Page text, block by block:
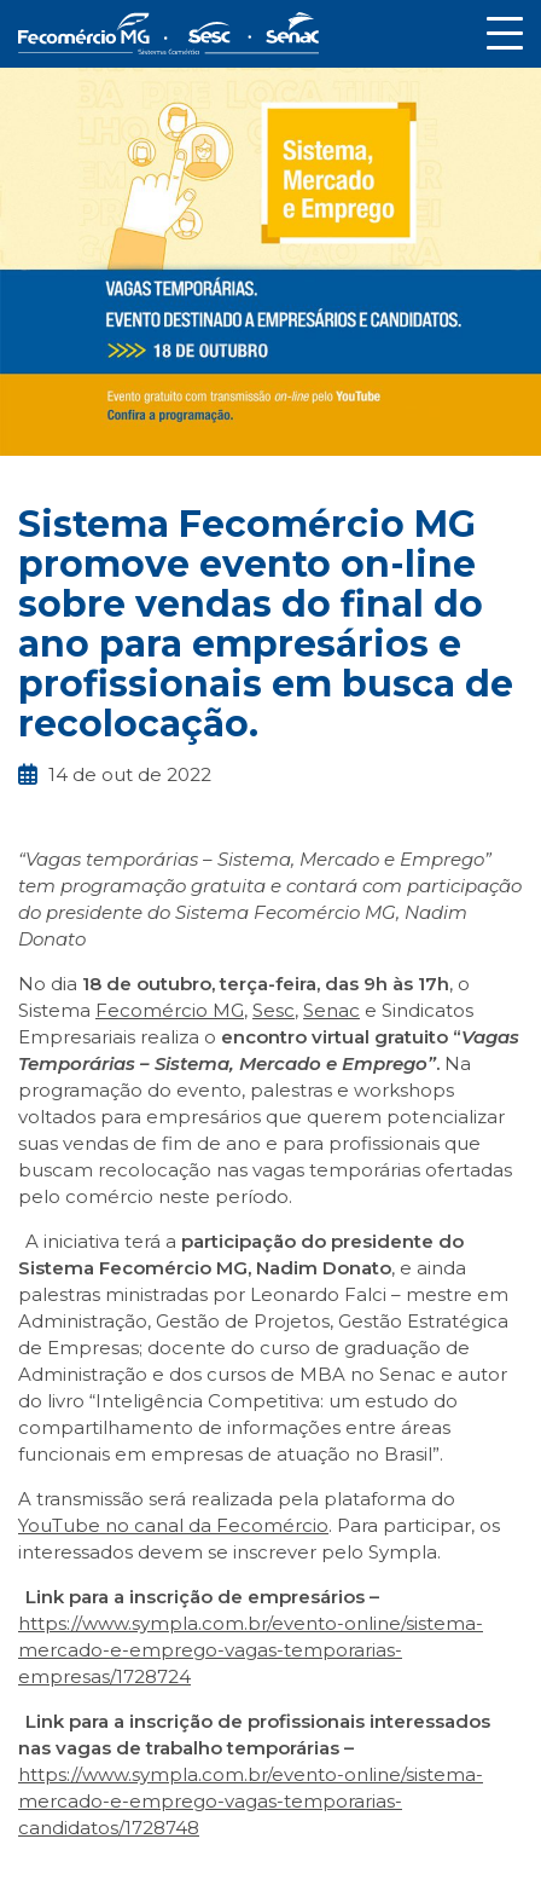
Sistema Fecomércio MG
promove evento on-line
sobre vendas do final do
ano para empresários e
profissionais em busca de
recolocação.
14 de out de 2022
“Vagas temporárias – Sistema, Mercado e Emprego”
tem programação gratuita e contará com participação
do presidente do Sistema Fecomércio MG, Nadim
Donato
No dia 18 de outubro, terça-feira, das 9h às 17h, o
Sistema Fecomércio MG, Sesc, Senac e Sindicatos
Empresariais realiza o encontro virtual gratuito “Vagas
Temporárias – Sistema, Mercado e Emprego”. Na
programação do evento, palestras e workshops
voltados para empresários que querem potencializar
suas vendas de fim de ano e para profissionais que
buscam recolocação nas vagas temporárias ofertadas
pelo comércio neste período.
A iniciativa terá a participação do presidente do
Sistema Fecomércio MG, Nadim Donato, e ainda
palestras ministradas por Leonardo Falci – mestre em
Administração, Gestão de Projetos, Gestão Estratégica
de Empresas; docente do curso de graduação de
Administração e dos cursos de MBA no Senac e autor
do livro “Inteligência Competitiva: um estudo do
compartilhamento de informações entre áreas
funcionais em empresas de atuação no Brasil”.
A transmissão será realizada pela plataforma do
YouTube no canal da Fecomércio. Para participar, os
interessados devem se inscrever pelo Sympla.
Link para a inscrição de empresários –
https://www.sympla.com.br/evento-online/sistema-
mercado-e-emprego-vagas-temporarias-
empresas/1728724
Link para a inscrição de profissionais interessados
nas vagas de trabalho temporárias –
https://www.sympla.com.br/evento-online/sistema-
mercado-e-emprego-vagas-temporarias-
candidatos/1728748